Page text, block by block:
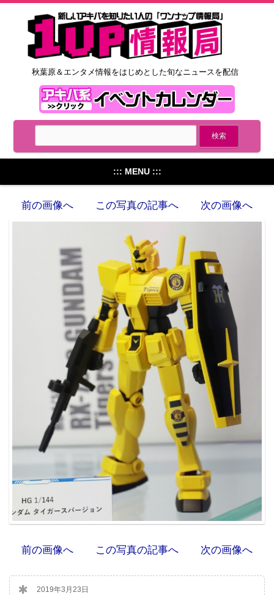
秋葉原＆エンタメ情報をはじめとした旬なニュースを配信
::: MENU :::
前の画像へ この写真の記事へ 次の画像へ
前の画像へ この写真の記事へ 次の画像へ
2019年3月23日